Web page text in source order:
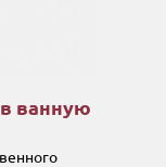
ванную